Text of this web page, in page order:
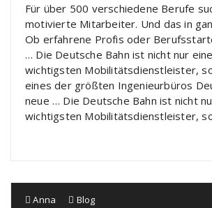
Für über 500 verschiedene Berufe
motivierte Mitarbeiter. Und das in
Ob erfahrene Profis oder
… Die Deutsche Bahn ist nicht nur
wichtigsten Mobilitätsdienstleister,
eines der größten Ingenieurbüros
neue … Die Deutsche Bahn ist nicht
wichtigsten Mobilitätsdienstleister,
Anna Blog